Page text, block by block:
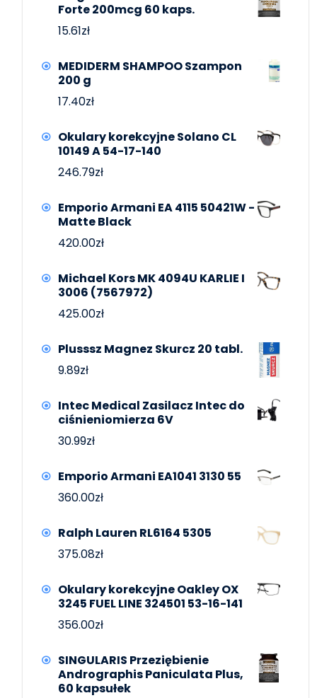
Forte 200mcg 60 kaps.
15.61zł
MEDIDERM SHAMPOO Szampon
200 g
17.40zł
Okulary korekcyjne Solano CL
10149 A 54-17-140
246.79zł
Emporio Armani EA 4115 50421W -
Matte Black
420.00zł
Michael Kors MK 4094U KARLIE I
3006 (7567972)
425.00zł
Plusssz Magnez Skurcz 20 tabl.
9.89zł
Intec Medical Zasilacz Intec do
ciśnieniomierza 6V
30.99zł
Emporio Armani EA1041 3130 55
360.00zł
Ralph Lauren RL6164 5305
375.08zł
Okulary korekcyjne Oakley OX
3245 FUEL LINE 324501 53-16-141
356.00zł
SINGULARIS Przeziębienie
Andrographis Paniculata Plus,
60 kapsułek